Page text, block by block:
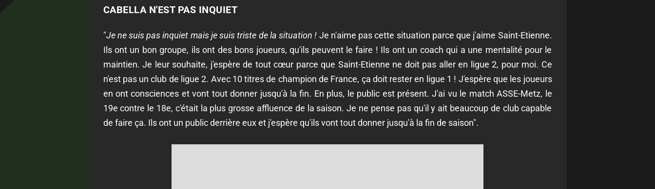
CABELLA N'EST PAS INQUIET
"Je ne suis pas inquiet mais je suis triste de la situation ! Je n'aime pas cette situation parce que j'aime Saint-Etienne.
Ils ont un bon groupe, ils ont des bons joueurs, qu'ils peuvent le faire ! Ils ont un coach qui a une mentalité pour le
maintien. Je leur souhaite, j'espère de tout cœur parce que Saint-Etienne ne doit pas aller en ligue 2, pour moi. Ce
n'est pas un club de ligue 2. Avec 10 titres de champion de France, ça doit rester en ligue 1 ! J'espère que les joueurs
en ont consciences et vont tout donner jusqu'à la fin. En plus, le public est présent. J'ai vu le match ASSE-Metz, le
19e contre le 18e, c'était la plus grosse affluence de la saison. Je ne pense pas qu'il y ait beaucoup de club capable
de faire ça. Ils ont un public derrière eux et j'espère qu'ils vont tout donner jusqu'à la fin de saison".